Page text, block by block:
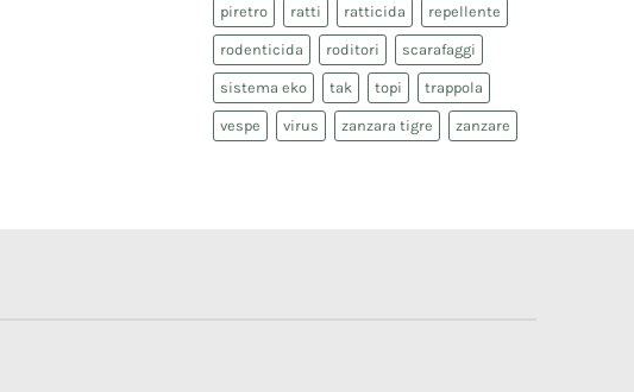
piretro ratti ratticida repellente
rodenticida roditori scarafaggi
sistema eko tak topi trappola
vespe virus zanzara tigre zanzare